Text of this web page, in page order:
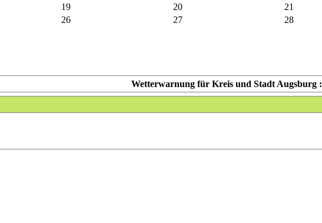
19 20 21
26 27 28
Wetterwarnung für Kreis und Stadt Augsburg :